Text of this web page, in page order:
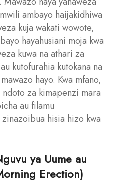
ambayo haijakidhiwa
kuja wakati wowote,
hayahusiani moja kwa
kuwa na athari za
kutofurahia kutokana na
hayo. Kwa mfano,
ndoto za kimapenzi mara
au filamu
hisia hizo kwa
ya Uume au
Erection)